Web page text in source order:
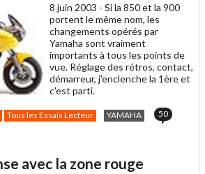
8 juin 2003 - Si la 850 et la 900
portent le même nom, les
changements opérés par
Yamaha sont vraiment
importants à tous les points de
vue. Réglage des rétros, contact,
démarreur, j'enclenche la 1ère et
c'est parti.
Tous les Essais Lecteur YAMAHA 50
avec la zone rouge